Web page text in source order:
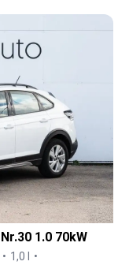
1.0 70kW
1,0 l